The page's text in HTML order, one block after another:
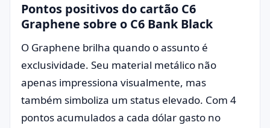
Pontos positivos do cartão C6
Graphene sobre o C6 Bank Black
O Graphene brilha quando o assunto é
exclusividade. Seu material metálico não
apenas impressiona visualmente, mas
também simboliza um status elevado. Com 4
pontos acumulados a cada dólar gasto no